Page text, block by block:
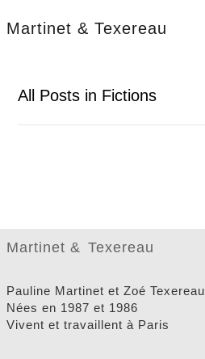
Martinet & Texereau
2022
2020
All Posts in Fictions
Martinet & Texereau
Pauline Martinet et Zoé Texereau
Nées en 1987 et 1986
Vivent et travaillent à Paris